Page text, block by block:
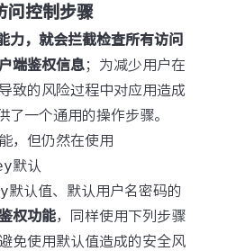
问控制步骤
力，就会拦截检查所有访问
端鉴权信息；为减少用户在
致的风险过程中对应用造成
一个通用的操作步骤。
，但仍然在使用
默认
默认值、默认用户名密码的
权功能，同样使用下列步骤
免使用默认值造成的安全风